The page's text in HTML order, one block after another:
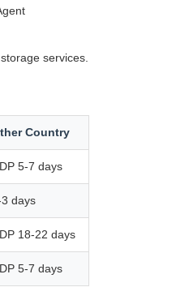
services.
Country
5-7 days
3 days
18-22 days
5-7 days